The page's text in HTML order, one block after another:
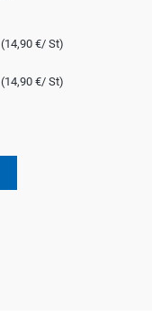
(14,90 €/ St)
(14,90 €/ St)